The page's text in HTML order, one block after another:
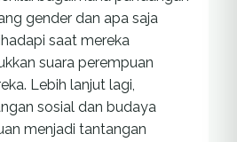
gender dan apa saja
saat mereka
suara perempuan
Lebih lanjut lagi,
sosial dan budaya
menjadi tantangan